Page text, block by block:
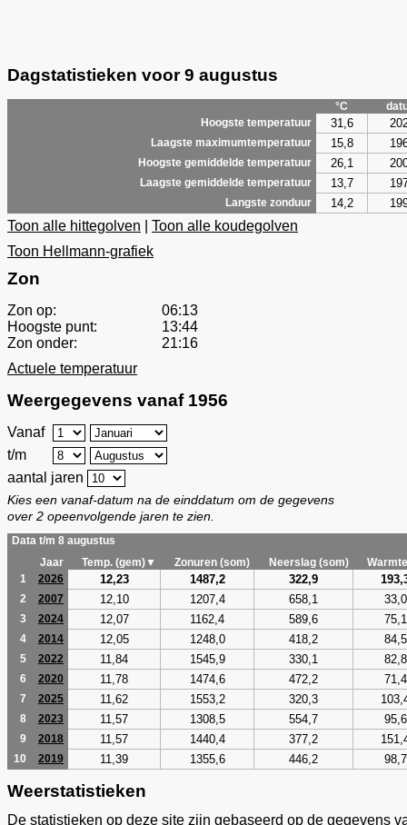
Dagstatistieken voor 9 augustus
°C
Hoogste temperatuur
31,6
Laagste maximumtemperatuur 15,8
Hoogste gemiddelde temperatuur 26,1
Laagste gemiddelde temperatuur 13,7
Langste zonduur 14,2
Toon alle hittegolven
Toon alle koudegolven
Toon Hellmann-grafiek
Zon
Zon op:
06:13
Hoogste punt:
13:44
Zon onder:
21:16
Actuele temperatuur
Weergegevens vanaf 1956
Vanaf
t/m
aantal jaren
Kies een vanaf-datum na de einddatum om de gegevens
over 2 opeenvolgende jaren te zien.
Data t/m 8 augustus
Jaar
Temp. (gem)▼ Zonuren (som) Neerslag (som)
1
2026 12,23 1487,2 322,9
2 2007 12,10 1207,4 658,1 33,0
3 2024 12,07 1162,4 589,6 75,1
4 2014 12,05 1248,0 418,2 84,5
5 2022 11,84 1545,9 330,1 82,8
6 2020 11,78 1474,6 472,2 71,4
7 2025 11,62 1553,2 320,3
8 2023 11,57 1308,5 554,7 95,6
9 2018 11,57 1440,4 377,2
10 2019 11,39 1355,6 446,2 98,7
Weerstatistieken
De statistieken op deze site zijn gebaseerd op de gegevens